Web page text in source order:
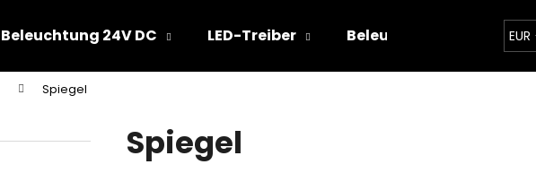
Beleuchtung 24V DC LED-Treiber Beleuchtungskonzepte
EUR
Spiegel
Spiegel